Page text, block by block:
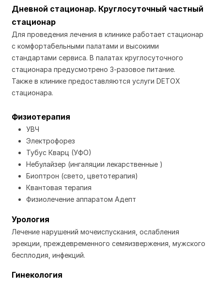
Дневной стационар. Круглосуточный частный
стационар
Для проведения лечения в клинике работает стационар
с комфортабельными палатами и высокими
стандартами сервиса. В палатах круглосуточного
стационара предусмотрено 3-разовое питание.
Также в клинике предоставляются услуги DETOX
стационара.
Физиотерапия
УВЧ
Электрофорез
Тубус Кварц (УФО)
Небулайзер (ингаляции лекарственные )
Биоптрон (свето, цветотерапия)
Квантовая терапия
Физиолечение аппаратом Адепт
Урология
Лечение нарушений мочеиспускания, ослабления
эрекции, преждевременного семяизвержения, мужского
бесплодия, инфекций.
Гинекология